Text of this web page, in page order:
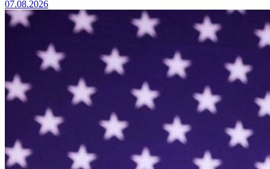
07.08.2026